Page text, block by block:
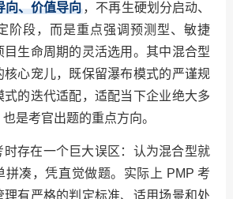
向、价值导向 ，不再生硬划分启动、
阶段，而是重点强调预测型、敏捷
目生命周期的灵活选用。其中混合型
核心宠儿，既保留瀑布模式的严谨规
式的迭代适配，适配当下企业绝大多
是考官出题的重点方向。
时存在一个巨大误区：认为混合型就
拼凑，凭直觉做题。实际上 PMP 考
理有严格的判定标准、适用场景和处